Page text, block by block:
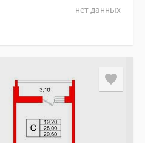
нет данных